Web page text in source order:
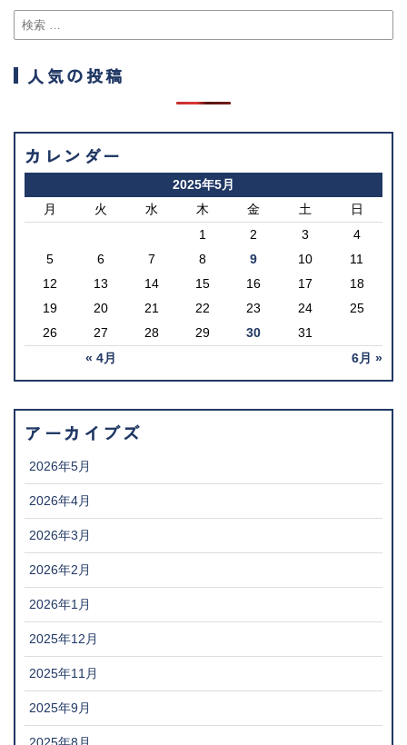
人気の投稿
カレンダー
2025年5月
月
火 水 木 金 土 日
« 4月 6月 »
1 2 3
4
5
6 7 8 9 10
11
12
13 14 15 16 17
18
19
20 21 22 23 24
25
26
27 28 29 30 31
アーカイブズ
2026年5月
2026年4月
2026年3月
2026年2月
2026年1月
2025年12月
2025年11月
2025年9月